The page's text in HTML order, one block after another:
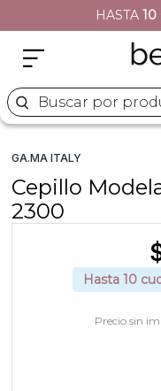
HASTA 10
Buscar por producto
GA.MA ITALY
Cepillo
2300
Hasta 10
Precio sin
naj oleari
5. versace